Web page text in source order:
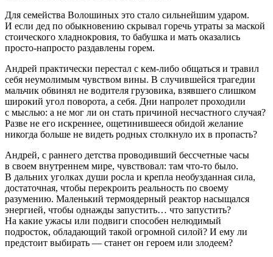
Для семейства Волошиных это стало сильнейшим ударом.
И если дед по обыкновению скрывал горечь утраты за маской
стоического хладнокровия, то бабушка и мать оказались
просто-напросто раздавлены горем.
Андрей практически перестал с кем-либо общаться и травил
себя неумолимым чувством вины. В случившейся трагедии
мальчик обвинял не водителя грузовика, взявшего слишком
широкий угол поворота, а себя. Дни напролет проходили
с мыслью: а не мог ли он стать причиной несчастного случая?
Разве не его искреннее, ощетинившееся обидой желание
никогда больше не видеть родных столкнуло их в пропасть?
Андрей, с раннего детства проводивший бессчетные часы
в своем внутреннем мире, чувствовал: там что-то было.
В дальних уголках души росла и крепла необузданная сила,
достаточная, чтобы перекроить реальность по своему
разумению. Маленький термоядерный реактор насыщался
энергией, чтобы однажды запустить… что запустить?
На какие ужасы или подвиги способен нелюдимый
подросток, обладающий такой огромной силой? И ему ли
предстоит выбирать — станет он героем или злодеем?